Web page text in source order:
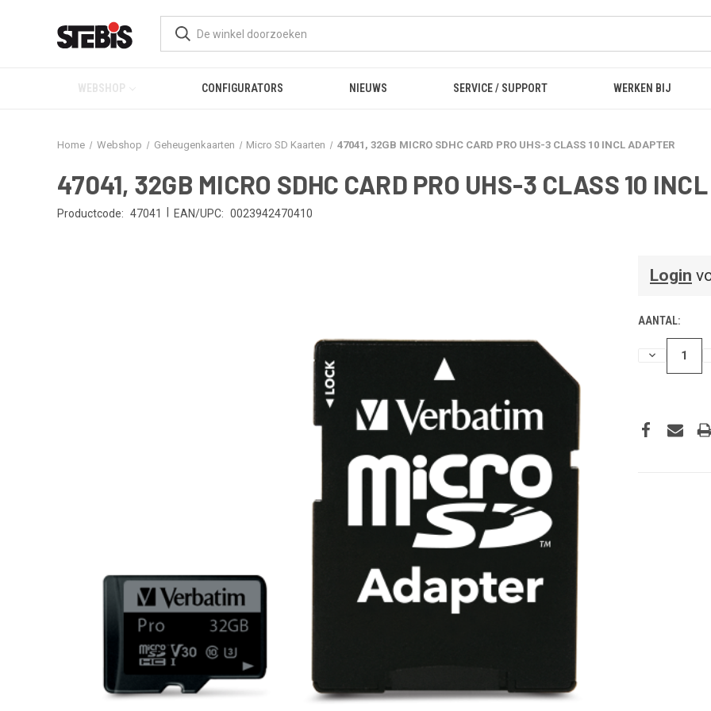
WEBSHOP CONFIGURATORS NIEUWS SERVICE / SUPPORT WERKEN BIJ
Home Webshop Geheugenkaarten Micro SD Kaarten 47041, 32GB MICRO SDHC CARD PRO UHS-3 CLASS 10 INCL ADAPTER
47041, 32GB MICRO SDHC CARD PRO UHS-3 CLASS 10
Productcode: 47041 EAN/UPC: 0023942470410
Login
AANTAL: